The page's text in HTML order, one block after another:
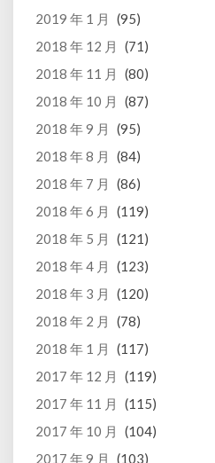
2019 年 1 月
(95)
2018 年 12 月
(71)
2018 年 11 月
(80)
2018 年 10 月
(87)
2018 年 9 月
(95)
2018 年 8 月
(84)
2018 年 7 月
(86)
2018 年 6 月
(119)
2018 年 5 月
(121)
2018 年 4 月
(123)
2018 年 3 月
(120)
2018 年 2 月
(78)
2018 年 1 月
(117)
2017 年 12 月
(119)
2017 年 11 月
(115)
2017 年 10 月
(104)
2017 年 9 月
(103)